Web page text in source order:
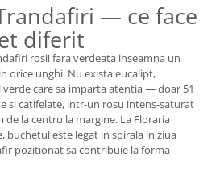
— ce face
diferit
rosii fara verdeata inseamna un
orice unghi. Nu exista eucalipt,
care sa imparta atentia — doar 51
si catifelate, intr-un rosu intens-saturat
la centru la margine. La Floraria
buchetul este legat in spirala in ziua
pozitionat sa contribuie la forma